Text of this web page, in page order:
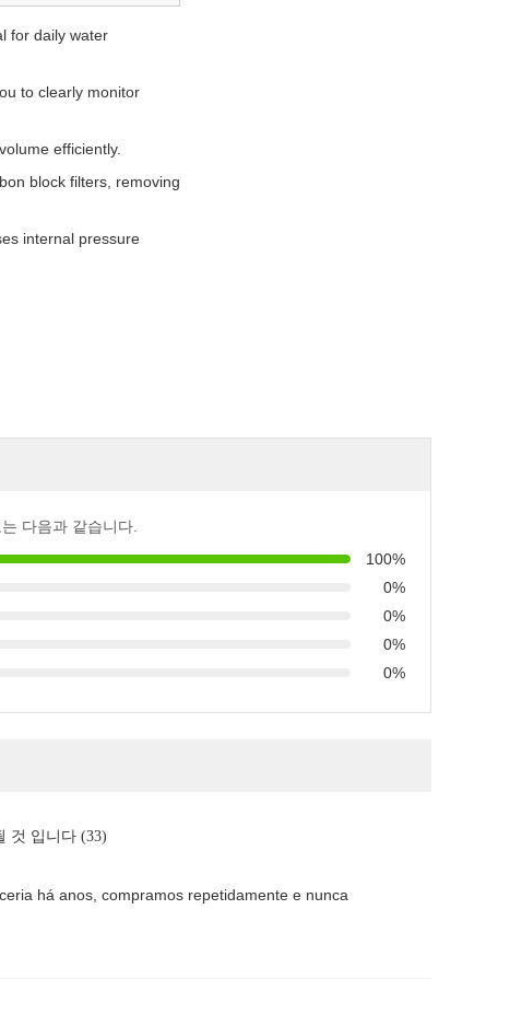
for daily water
to clearly monitor
efficiently.
block filters, removing
internal pressure
다음과 같습니다.
100%
0%
0%
0%
0%
것 입니다 (33)
há anos, compramos repetidamente e nunca